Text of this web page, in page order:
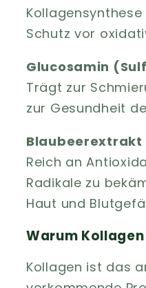
Schutz vor
Glucosamin
Trägt zur
zur Gesundheit
Blaubeerextrakt
Reich an
Radikale zu
Haut und
Warum
Kollagen ist das